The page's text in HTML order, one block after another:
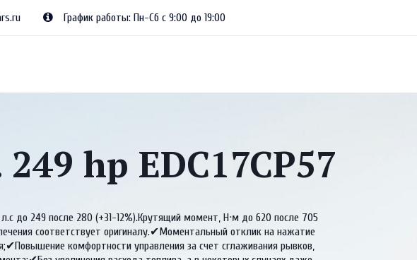
График работы: Пн-Сб с 9:00 до 19:00
hp EDC17CP57
до 249 после 280 (+31-12%).Крутящий момент, Н·м до 620 после 705
соответствует оригиналу.✔Моментальный отклик на нажатие
комфортности управления за счет сглаживания рывков,